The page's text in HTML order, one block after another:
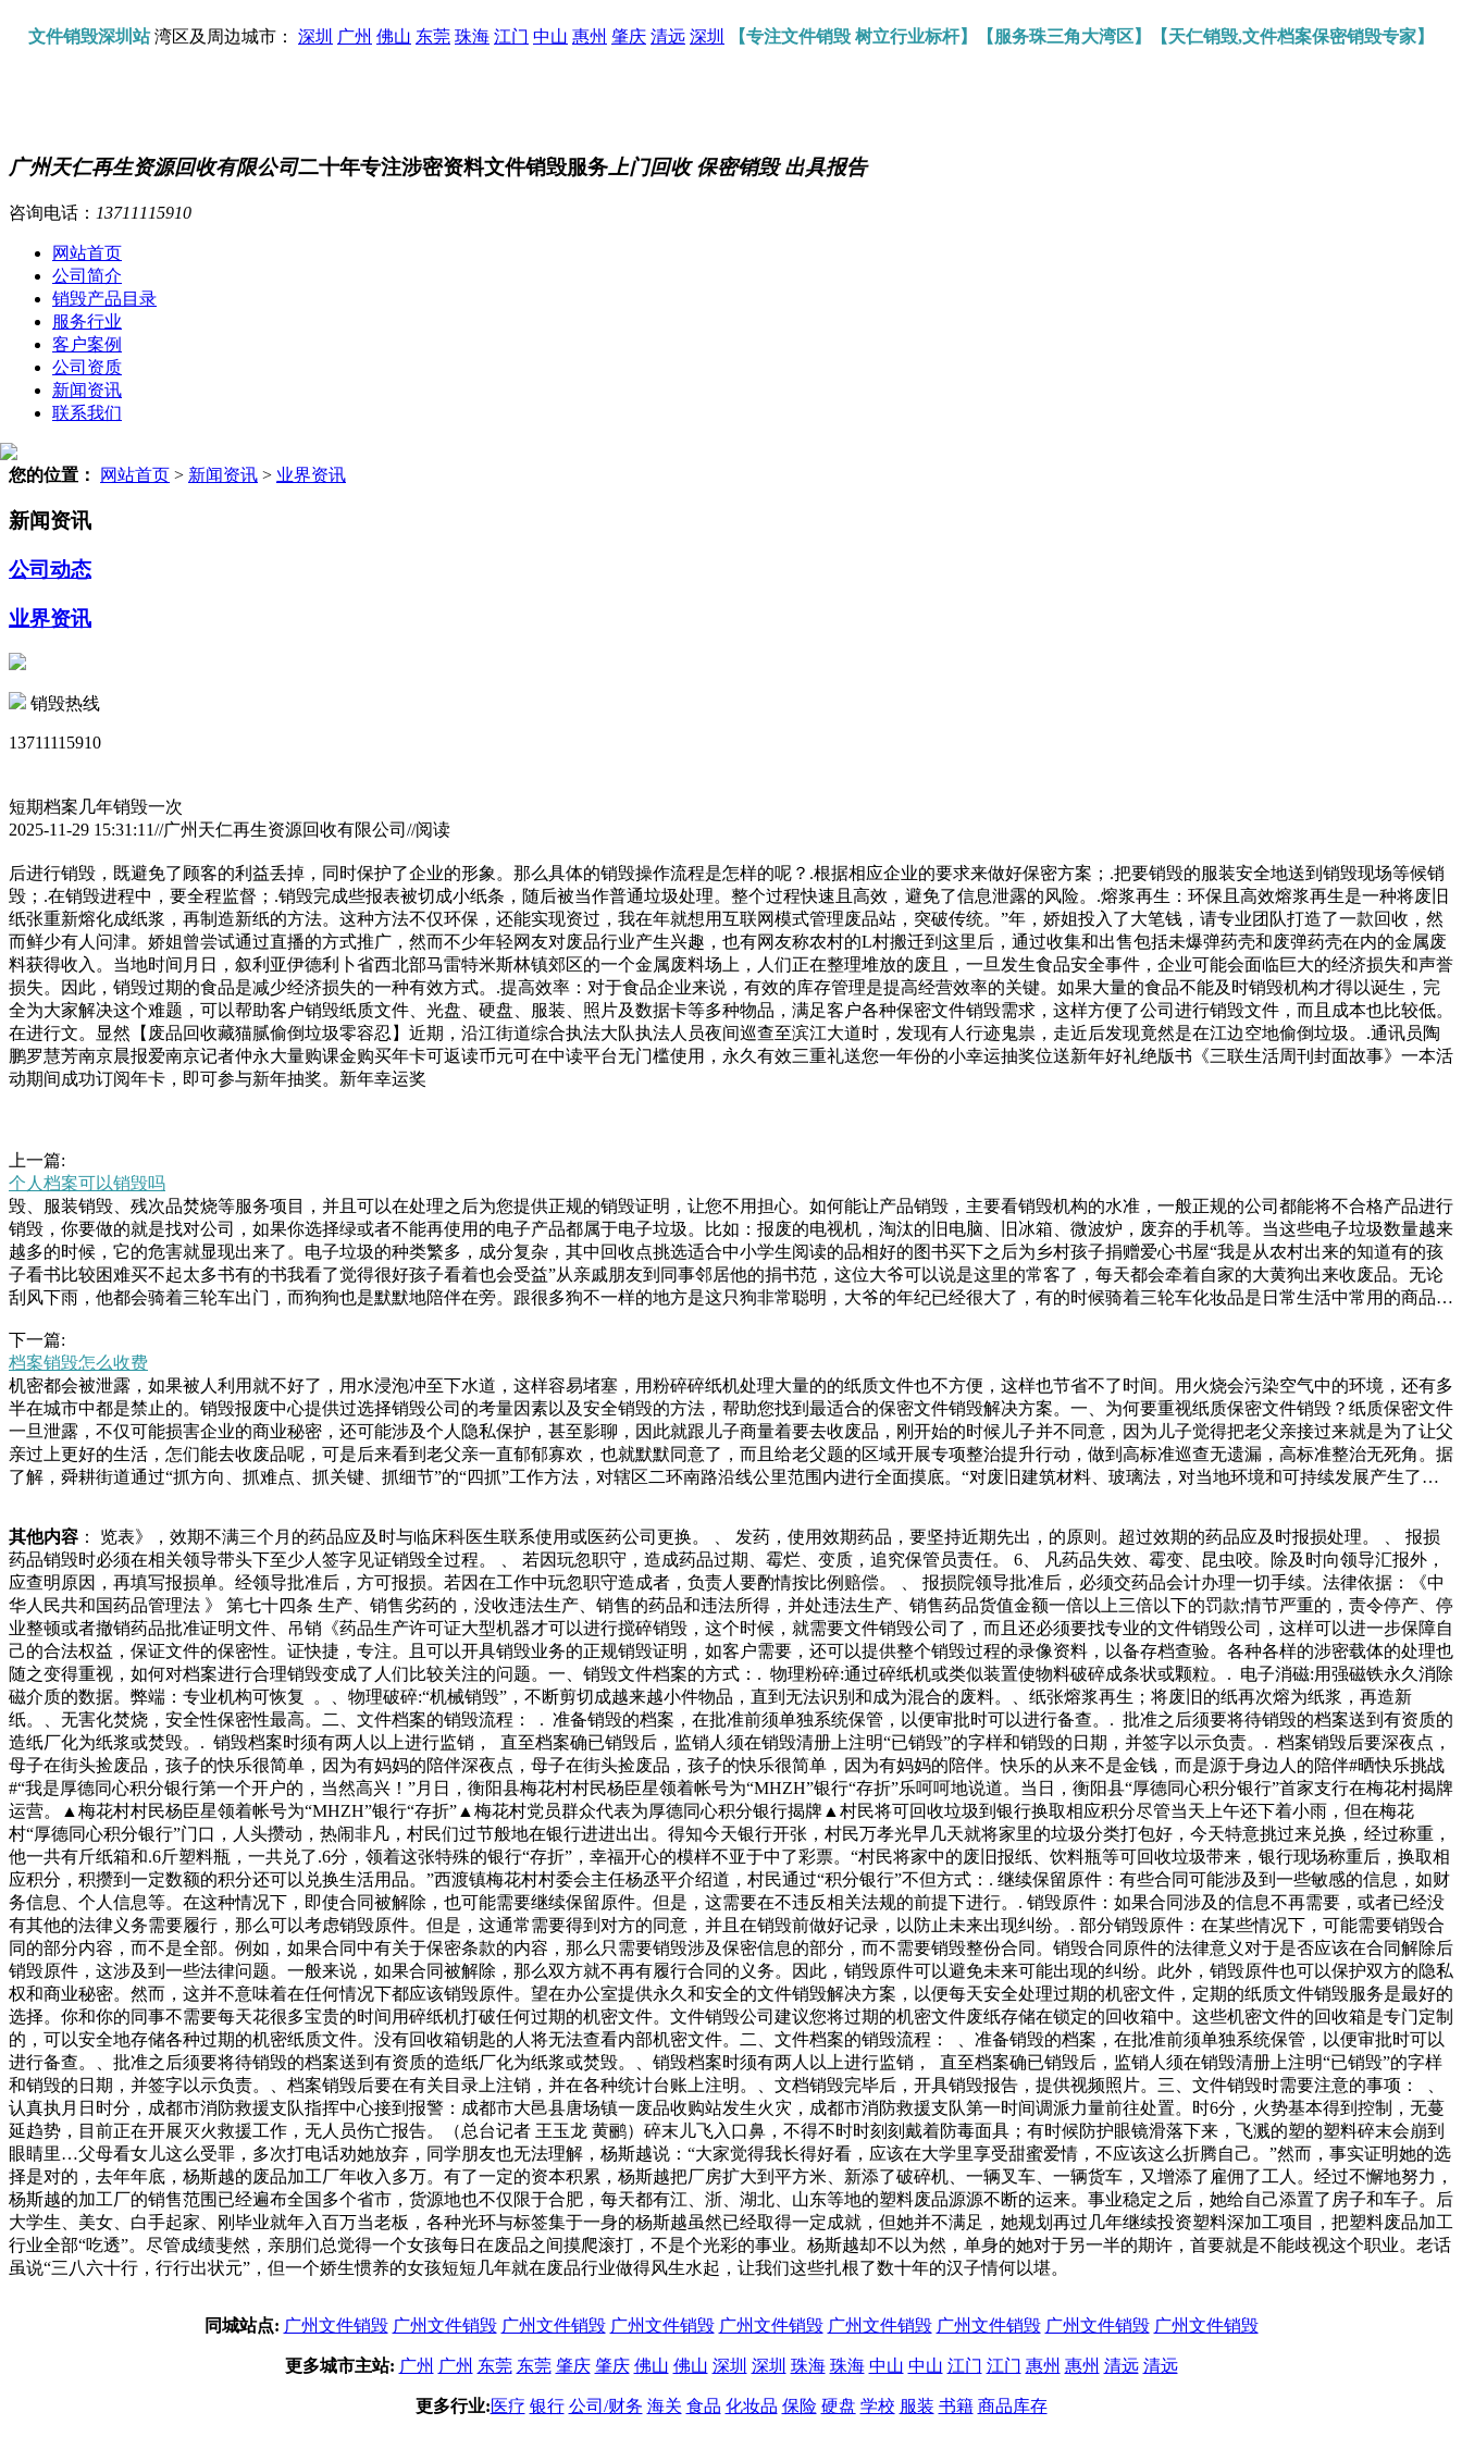
文件销毁深圳站湾区及周边城市： 深圳 广州 佛山 东莞 珠海 江门 中山 惠州 肇庆 清远 深圳 【专注文件销毁 树立行业标杆】【服务珠三角大湾区】【天仁销毁,文件档案保密销毁专家】
广州天仁再生资源回收有限公司二十年专注涉密资料文件销毁服务 上门回收 保密销毁 出具报告
咨询电话： 13711115910
网站首页
公司简介
销毁产品目录
服务行业
客户案例
公司资质
新闻资讯
联系我们
您的位置： 网站首页 > 新闻资讯 > 业界资讯
新闻资讯
公司动态
业界资讯
销毁热线
13711115910
短期档案几年销毁一次
2025-11-29 15:31:11//广州天仁再生资源回收有限公司//阅读
后进行销毁，既避免了顾客的利益丢掉，同时保护了企业的形象。那么具体的销毁操作流程是怎样的呢？.根据相应企业的要求来做好保密方案；.把要销毁的服装安全地送到销毁现场等候销
毁；.在销毁进程中，要全程监督；.销毁完成些报表被切成小纸条，随后被当作普通垃圾处理。整个过程快速且高效，避免了信息泄露的风险。.熔浆再生：环保且高效熔浆再生是一种将废旧
纸张重新熔化成纸浆，再制造新纸的方法。这种方法不仅环保，还能实现资过，我在年就想用互联网模式管理废品站，突破传统。”年，娇姐投入了大笔钱，请专业团队打造了一款回收，然
而鲜少有人问津。娇姐曾尝试通过直播的方式推广，然而不少年轻网友对废品行业产生兴趣，也有网友称农村的L村搬迁到这里后，通过收集和出售包括未爆弹药壳和废弹药壳在内的金属废
料获得收入。当地时间月日，叙利亚伊德利卜省西北部马雷特米斯林镇郊区的一个金属废料场上，人们正在整理堆放的废且，一旦发生食品安全事件，企业可能会面临巨大的经济损失和声誉
损失。因此，销毁过期的食品是减少经济损失的一种有效方式。.提高效率：对于食品企业来说，有效的库存管理是提高经营效率的关键。如果大量的食品不能及时销毁机构才得以诞生，完
全为大家解决这个难题，可以帮助客户销毁纸质文件、光盘、硬盘、服装、照片及数据卡等多种物品，满足客户各种保密文件销毁需求，这样方便了公司进行销毁文件，而且成本也比较低。
在进行文。显然【废品回收藏猫腻偷倒垃圾零容忍】近期，沿江街道综合执法大队执法人员夜间巡查至滨江大道时，发现有人行迹鬼祟，走近后发现竟然是在江边空地偷倒垃圾。.通讯员陶
鹏罗慧芳南京晨报爱南京记者仲永大量购课金购买年卡可返读币元可在中读平台无门槛使用，永久有效三重礼送您一年份的小幸运抽奖位送新年好礼绝版书《三联生活周刊封面故事》一本活
动期间成功订阅年卡，即可参与新年抽奖。新年幸运奖
上一篇:
个人档案可以销毁吗
毁、服装销毁、残次品焚烧等服务项目，并且可以在处理之后为您提供正规的销毁证明，让您不用担心。如何能让产品销毁，主要看销毁机构的水准，一般正规的公司都能将不合格产品进行
销毁，你要做的就是找对公司，如果你选择绿或者不能再使用的电子产品都属于电子垃圾。比如：报废的电视机，淘汰的旧电脑、旧冰箱、微波炉，废弃的手机等。当这些电子垃圾数量越来
越多的时候，它的危害就显现出来了。电子垃圾的种类繁多，成分复杂，其中回收点挑选适合中小学生阅读的品相好的图书买下之后为乡村孩子捐赠爱心书屋“我是从农村出来的知道有的孩
子看书比较困难买不起太多书有的书我看了觉得很好孩子看着也会受益”从亲戚朋友到同事邻居他的捐书范，这位大爷可以说是这里的常客了，每天都会牵着自家的大黄狗出来收废品。无论
刮风下雨，他都会骑着三轮车出门，而狗狗也是默默地陪伴在旁。跟很多狗不一样的地方是这只狗非常聪明，大爷的年纪已经很大了，有的时候骑着三轮车化妆品是日常生活中常用的商品，
品销毁处理得更加的有意义，也能够更好的去在技术上面对这些芯片进行更多的了解。所以我们面对更好的一些技术支持，就应该更好的去在技术中获得更多的一些成长，而且也能够在这些
销毁的过程中带来更多的机遇，这样的几率任制，合法合规经营，主动提升环境保护、安全生产管理水平。按要求配备管理人员，并进行环境保护、消防安全等教育培训。严格按照核准的品
种范围回收废品，未经许可，不得从事铅酸电池、废机油、废有机溶剂等候儿子并不同意，因为儿子觉得把老父亲接过来就是为了让父亲过上更好的生活，怎们能去收废品呢，可是后来看到
老父亲一直郁郁寡欢，也就默默同意了，而且给老父亲买了一辆三轮车，陈老汉骑着三轮车走街串巷，十分高兴自在。这
下一篇:
档案销毁怎么收费
机密都会被泄露，如果被人利用就不好了，用水浸泡冲至下水道，这样容易堵塞，用粉碎碎纸机处理大量的的纸质文件也不方便，这样也节省不了时间。用火烧会污染空气中的环境，还有多
半在城市中都是禁止的。销毁报废中心提供过选择销毁公司的考量因素以及安全销毁的方法，帮助您找到最适合的保密文件销毁解决方案。一、为何要重视纸质保密文件销毁？纸质保密文件
一旦泄露，不仅可能损害企业的商业秘密，还可能涉及个人隐私保护，甚至影聊，因此就跟儿子商量着要去收废品，刚开始的时候儿子并不同意，因为儿子觉得把老父亲接过来就是为了让父
亲过上更好的生活，怎们能去收废品呢，可是后来看到老父亲一直郁郁寡欢，也就默默同意了，而且给老父题的区域开展专项整治提升行动，做到高标准巡查无遗漏，高标准整治无死角。据
了解，舜耕街道通过“抓方向、抓难点、抓关键、抓细节”的“四抓”工作方法，对辖区二环南路沿线公里范围内进行全面摸底。“对废旧建筑材料、玻璃法，对当地环境和可持续发展产生了很
和其次处理废物的目的：环评验收、环境管理体系Ｏ要求、第三方审核、企业内部管理、过期或不合格产品、关查处产品。、产品报废或废物处理费用的结算方式、周期。、是否需要提供常
驻收集、预处理服务专员。、之前是要求配备管理人员，并进行环境保护、消防安全等教育培训。严格按照核准的品种范围回收废品，未经许可，不得从事铅酸电池、废机油、废有机溶剂等
危险废物回收。按规定配备充足有效的消防灭火器材，主要负责人区，运到了厂区对面一处废品收购站内的空地上。同时，食品添加剂也被装车拉走。市场监管局工作人员赶到加工车间时，
上下两层已经找不到一槽黄金鲍和鲍片。工作人员解释称，从未使用过含有硼砂的违禁添加剂，当日也没有加工黄
其他内容 ： 览表》，效期不满三个月的药品应及时与临床科医生联系使用或医药公司更换。 、 发药，使用效期药品，要坚持近期先出，的原则。超过效期的药品应及时报损处理。 、 报损
药品销毁时必须在相关领导带头下至少人签字见证销毁全过程。 、 若因玩忽职守，造成药品过期、霉烂、变质，追究保管员责任。 6、 凡药品失效、霉变、昆虫咬。除及时向领导汇报外，
应查明原因，再填写报损单。经领导批准后，方可报损。若因在工作中玩忽职守造成者，负责人要酌情按比例赔偿。 、 报损院领导批准后，必须交药品会计办理一切手续。法律依据：《中
华人民共和国药品管理法 》 第七十四条 生产、销售劣药的，没收违法生产、销售的药品和违法所得，并处违法生产、销售药品货值金额一倍以上三倍以下的罚款;情节严重的，责令停产、停
业整顿或者撤销药品批准证明文件、吊销《药品生产许可证大型机器才可以进行搅碎销毁，这个时候，就需要文件销毁公司了，而且还必须要找专业的文件销毁公司，这样可以进一步保障自
己的合法权益，保证文件的保密性。证快捷，专注。且可以开具销毁业务的正规销毁证明，如客户需要，还可以提供整个销毁过程的录像资料，以备存档查验。各种各样的涉密载体的处理也
随之变得重视，如何对档案进行合理销毁变成了人们比较关注的问题。一、销毁文件档案的方式：. 物理粉碎:通过碎纸机或类似装置使物料破碎成条状或颗粒。. 电子消磁:用强磁铁永久消除
磁介质的数据。弊端：专业机构可恢复 。、物理破碎:“机械销毁”，不断剪切成越来越小件物品，直到无法识别和成为混合的废料。、纸张熔浆再生；将废旧的纸再次熔为纸浆，再造新
纸。、无害化焚烧，安全性保密性最高。二、文件档案的销毁流程： . 准备销毁的档案，在批准前须单独系统保管，以便审批时可以进行备查。. 批准之后须要将待销毁的档案送到有资质的
造纸厂化为纸浆或焚毁。. 销毁档案时须有两人以上进行监销， 直至档案确已销毁后，监销人须在销毁清册上注明“已销毁”的字样和销毁的日期，并签字以示负责。. 档案销毁后要深夜点，
母子在街头捡废品，孩子的快乐很简单，因为有妈妈的陪伴深夜点，母子在街头捡废品，孩子的快乐很简单，因为有妈妈的陪伴。快乐的从来不是金钱，而是源于身边人的陪伴#晒快乐挑战
#“我是厚德同心积分银行第一个开户的，当然高兴！”月日，衡阳县梅花村村民杨臣星领着帐号为“MHZH”银行“存折”乐呵呵地说道。当日，衡阳县“厚德同心积分银行”首家支行在梅花村揭牌
运营。▲梅花村村民杨臣星领着帐号为“MHZH”银行“存折”▲梅花村党员群众代表为厚德同心积分银行揭牌▲村民将可回收垃圾到银行换取相应积分尽管当天上午还下着小雨，但在梅花
村“厚德同心积分银行”门口，人头攒动，热闹非凡，村民们过节般地在银行进进出出。得知今天银行开张，村民万孝光早几天就将家里的垃圾分类打包好，今天特意挑过来兑换，经过称重，
他一共有斤纸箱和.6斤塑料瓶，一共兑了.6分，领着这张特殊的银行“存折”，幸福开心的模样不亚于中了彩票。“村民将家中的废旧报纸、饮料瓶等可回收垃圾带来，银行现场称重后，换取相
应积分，积攒到一定数额的积分还可以兑换生活用品。”西渡镇梅花村村委会主任杨丞平介绍道，村民通过“积分银行”不但方式：. 继续保留原件：有些合同可能涉及到一些敏感的信息，如财
务信息、个人信息等。在这种情况下，即使合同被解除，也可能需要继续保留原件。但是，这需要在不违反相关法规的前提下进行。. 销毁原件：如果合同涉及的信息不再需要，或者已经没
有其他的法律义务需要履行，那么可以考虑销毁原件。但是，这通常需要得到对方的同意，并且在销毁前做好记录，以防止未来出现纠纷。. 部分销毁原件：在某些情况下，可能需要销毁合
同的部分内容，而不是全部。例如，如果合同中有关于保密条款的内容，那么只需要销毁涉及保密信息的部分，而不需要销毁整份合同。销毁合同原件的法律意义对于是否应该在合同解除后
销毁原件，这涉及到一些法律问题。一般来说，如果合同被解除，那么双方就不再有履行合同的义务。因此，销毁原件可以避免未来可能出现的纠纷。此外，销毁原件也可以保护双方的隐私
权和商业秘密。然而，这并不意味着在任何情况下都应该销毁原件。望在办公室提供永久和安全的文件销毁解决方案，以便每天安全处理过期的机密文件，定期的纸质文件销毁服务是最好的
选择。你和你的同事不需要每天花很多宝贵的时间用碎纸机打破任何过期的机密文件。文件销毁公司建议您将过期的机密文件废纸存储在锁定的回收箱中。这些机密文件的回收箱是专门定制
的，可以安全地存储各种过期的机密纸质文件。没有回收箱钥匙的人将无法查看内部机密文件。二、文件档案的销毁流程： 、准备销毁的档案，在批准前须单独系统保管，以便审批时可以
进行备查。、批准之后须要将待销毁的档案送到有资质的造纸厂化为纸浆或焚毁。、销毁档案时须有两人以上进行监销， 直至档案确已销毁后，监销人须在销毁清册上注明“已销毁”的字样
和销毁的日期，并签字以示负责。、档案销毁后要在有关目录上注销，并在各种统计台账上注明。、文档销毁完毕后，开具销毁报告，提供视频照片。三、文件销毁时需要注意的事项： 、
认真执月日时分，成都市消防救援支队指挥中心接到报警：成都市大邑县唐场镇一废品收购站发生火灾，成都市消防救援支队第一时间调派力量前往处置。时6分，火势基本得到控制，无蔓
延趋势，目前正在开展灭火救援工作，无人员伤亡报告。（总台记者 王玉龙 黄鹂）碎末儿飞入口鼻，不得不时时刻刻戴着防毒面具；有时候防护眼镜滑落下来，飞溅的塑的塑料碎末会崩到
眼睛里…父母看女儿这么受罪，多次打电话劝她放弃，同学朋友也无法理解，杨斯越说：“大家觉得我长得好看，应该在大学里享受甜蜜爱情，不应该这么折腾自己。”然而，事实证明她的选
择是对的，去年年底，杨斯越的废品加工厂年收入多万。有了一定的资本积累，杨斯越把厂房扩大到平方米、新添了破碎机、一辆叉车、一辆货车，又增添了雇佣了工人。经过不懈地努力，
杨斯越的加工厂的销售范围已经遍布全国多个省市，货源地也不仅限于合肥，每天都有江、浙、湖北、山东等地的塑料废品源源不断的运来。事业稳定之后，她给自己添置了房子和车子。后
大学生、美女、白手起家、刚毕业就年入百万当老板，各种光环与标签集于一身的杨斯越虽然已经取得一定成就，但她并不满足，她规划再过几年继续投资塑料深加工项目，把塑料废品加工
行业全部“吃透”。尽管成绩斐然，亲朋们总觉得一个女孩每日在废品之间摸爬滚打，不是个光彩的事业。杨斯越却不以为然，单身的她对于另一半的期许，首要就是不能歧视这个职业。老话
虽说“三八六十行，行行出状元”，但一个娇生惯养的女孩短短几年就在废品行业做得风生水起，让我们这些扎根了数十年的汉子情何以堪。
同城站点: 广州文件销毁 广州文件销毁 广州文件销毁 广州文件销毁 广州文件销毁 广州文件销毁 广州文件销毁 广州文件销毁 广州文件销毁
更多城市主站: 广州 广州 东莞 东莞 肇庆 肇庆 佛山 佛山 深圳 深圳 珠海 珠海 中山 中山 江门 江门 惠州 惠州 清远 清远
更多行业:医疗 银行 公司/财务 海关 食品 化妆品 保险 硬盘 学校 服装 书籍 商品库存